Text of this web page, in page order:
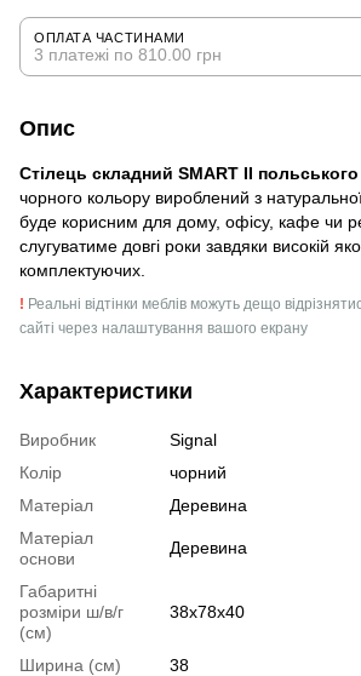
ОПЛАТА ЧАСТИНАМИ
3 платежі по 810.00 грн
Опис
Стілець складний SMART II
чорного кольору вироблений з
буде корисним для дому, офісу, кафе чи
слугуватиме довгі роки завдяки високій
комплектуючих.
! Реальні відтінки меблів можуть дещо
сайті через налаштування вашого екрану
Характеристики
Виробник
Signal
Колір
чорний
Матеріал
Деревина
Матеріал
основи
Деревина
Габаритні
розміри ш/в/г
(см)
38х78х40
Ширина (см)
38